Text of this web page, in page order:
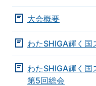
大会概要
わたSHIGA輝く国
わたSHIGA輝く国
第5回総会